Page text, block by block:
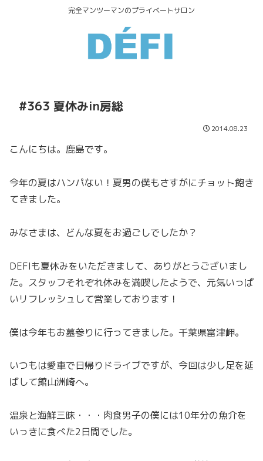
完全マンツーマンのプライベートサロン
#363 夏休みin房総
2014.08.23
こんにちは。鹿島です。
今年の夏はハンパない！夏男の僕もさすがにチョット飽き
てきました。
みなさまは、どんな夏をお過ごしでしたか？
DEFIも夏休みをいただきまして、ありがとうございまし
た。スタッフそれぞれ休みを満喫したようで、元気いっぱ
いリフレッシュして営業しております！
僕は今年もお墓参りに行ってきました。千葉県富津岬。
いつもは愛車で日帰りドライブですが、今回は少し足を延
ばして館山洲崎へ。
温泉と海鮮三昧・・・肉食男子の僕には10年分の魚介を
いっきに食べた2日間でした。